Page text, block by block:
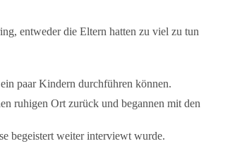
entweder die Eltern hatten zu viel zu tun
paar Kindern durchführen können.
ruhigen Ort zurück und begannen mit den
begeistert weiter interviewt wurde.